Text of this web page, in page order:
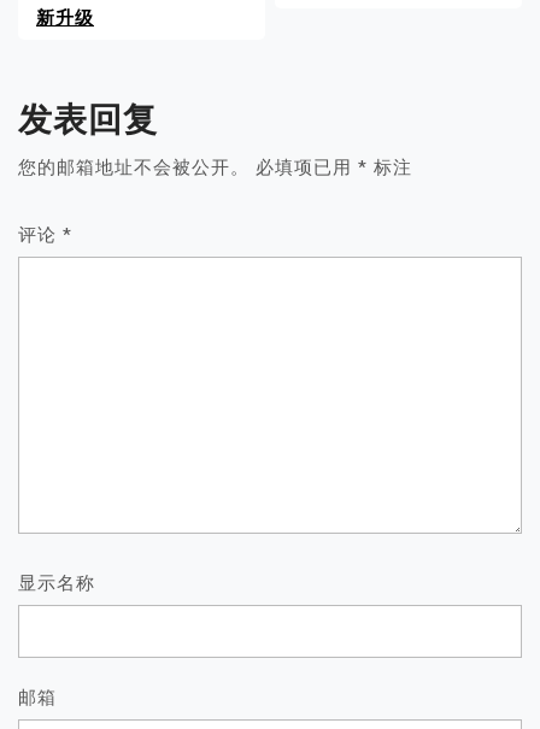
新升级
发表回复
您的邮箱地址不会被公开。 必填项已用 * 标注
评论 *
显示名称
邮箱